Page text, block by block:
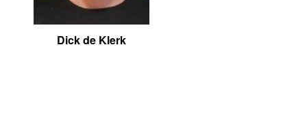
Dick de Klerk